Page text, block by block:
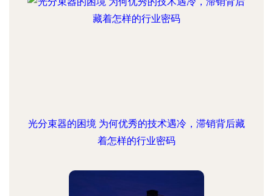
光分束器的困境 为何优秀的技术遇冷，滞销背后藏
着怎样的行业密码